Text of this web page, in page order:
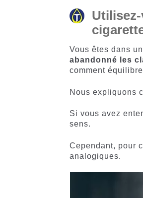
Vous êtes dans
abandonné les
comment
Nous expliquons
Si vous avez
sens.
Cependant, pour
analogiques.